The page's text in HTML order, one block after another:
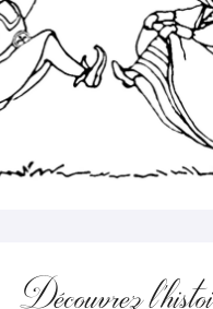
Découvrez